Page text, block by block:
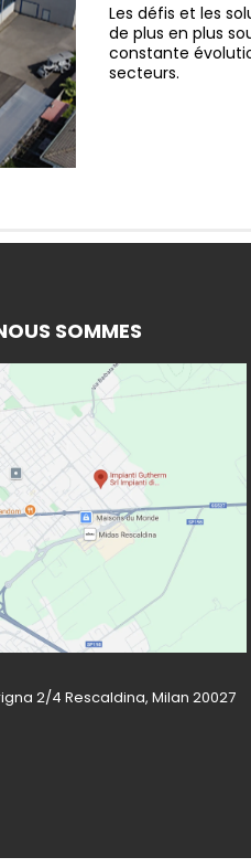
Les défis et les
de plus en plus
constante
secteurs.
SOMMES
2/4 Rescaldina, Milan 20027